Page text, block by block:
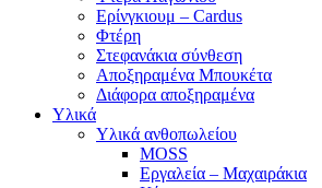
Ερίνγκιουμ – Cardus
Φτέρη
Στεφανάκια σύνθεση
Αποξηραμένα Μπουκέτα
Διάφορα αποξηραμένα
Υλικά
Υλικά ανθοπωλείου
MOSS
Εργαλεία – Μαχαιράκια